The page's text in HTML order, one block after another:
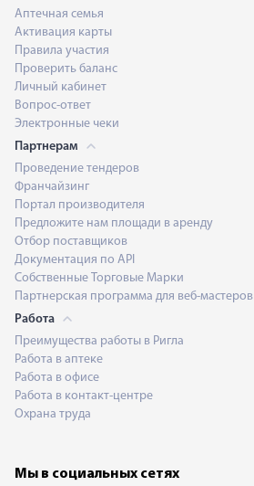
Аптечная семья
Активация карты
Правила участия
Проверить баланс
Личный кабинет
Вопрос-ответ
Электронные чеки
Партнерам
Проведение тендеров
Франчайзинг
Портал производителя
Предложите нам площади в аренду
Отбор поставщиков
Документация по API
Собственные Торговые Марки
Партнерская программа для веб-мастеров
Работа
Преимущества работы в Ригла
Работа в аптеке
Работа в офисе
Работа в контакт-центре
Охрана труда
Мы в социальных сетях